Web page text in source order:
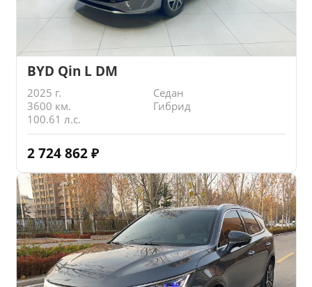
BYD Qin L DM
2025 г.
Седан
3600 км.
Гибрид
100.61 л.с.
2 724 862 ₽